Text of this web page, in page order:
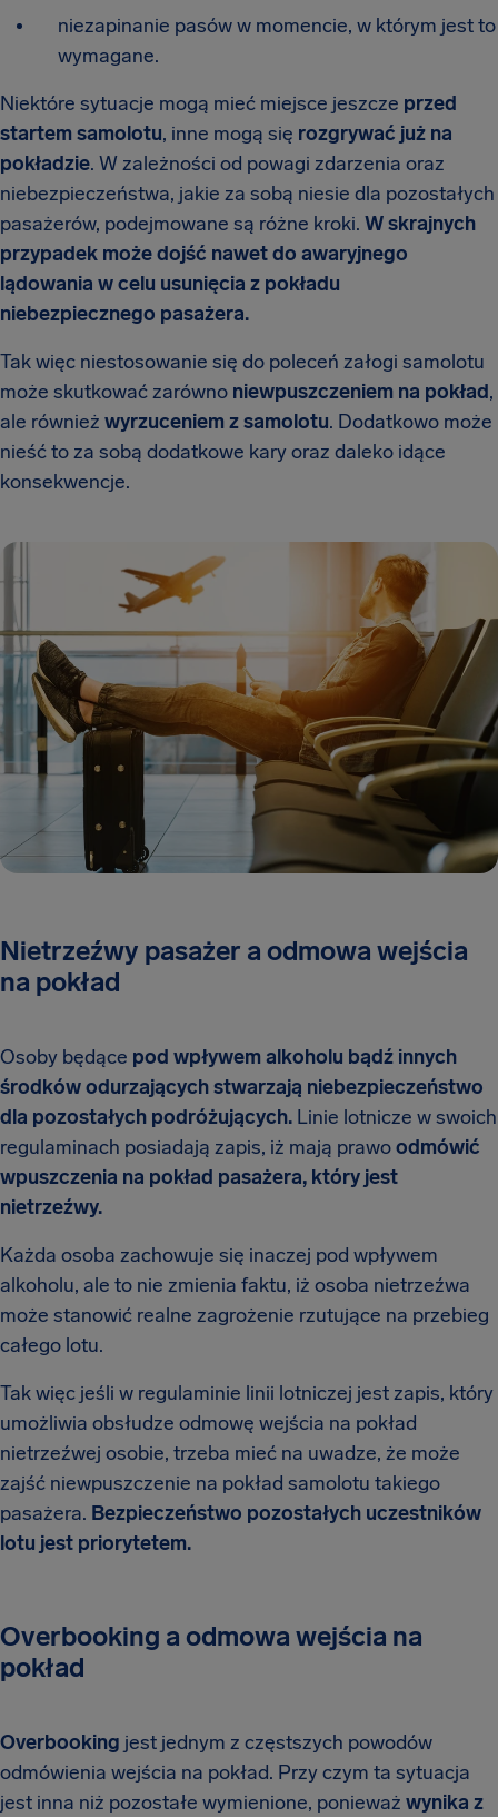
niezapinanie pasów w momencie, w którym jest to
wymagane.
Niektóre sytuacje mogą mieć miejsce jeszcze przed
startem samolotu, inne mogą się rozgrywać już na
pokładzie. W zależności od powagi zdarzenia oraz
niebezpieczeństwa, jakie za sobą niesie dla pozostałych
pasażerów, podejmowane są różne kroki. W skrajnych
przypadek może dojść nawet do awaryjnego
lądowania w celu usunięcia z pokładu
niebezpiecznego pasażera.
Tak więc niestosowanie się do poleceń załogi samolotu
może skutkować zarówno niewpuszczeniem na pokład,
ale również wyrzuceniem z samolotu. Dodatkowo może
nieść to za sobą dodatkowe kary oraz daleko idące
konsekwencje.
Nietrzeźwy pasażer a odmowa wejścia
na pokład
Osoby będące pod wpływem alkoholu bądź innych
środków odurzających stwarzają niebezpieczeństwo
dla pozostałych podróżujących. Linie lotnicze w swoich
regulaminach posiadają zapis, iż mają prawoodmówić
wpuszczenia na pokład pasażera, który jest
nietrzeźwy.
Każda osoba zachowuje się inaczej pod wpływem
alkoholu, ale to nie zmienia faktu, iż osoba nietrzeźwa
może stanowić realne zagrożenie rzutujące na przebieg
całego lotu.
Tak więc jeśli w regulaminie linii lotniczej jest zapis, który
umożliwia obsłudze odmowę wejścia na pokład
nietrzeźwej osobie, trzeba mieć na uwadze, że może
zajść niewpuszczenie na pokład samolotu takiego
pasażera. Bezpieczeństwo pozostałych uczestników
lotu jest priorytetem.
Overbooking a odmowa wejścia na
pokład
Overbooking jest jednym z częstszych powodów
odmówienia wejścia na pokład. Przy czym ta sytuacja
jest inna niż pozostałe wymienione, ponieważ wynika z